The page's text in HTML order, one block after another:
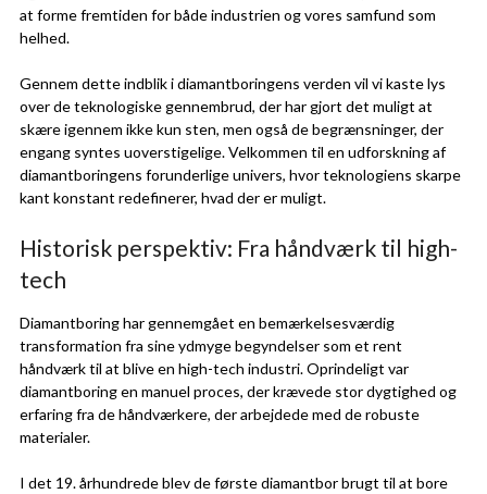
at forme fremtiden for både industrien og vores samfund som
helhed.
Gennem dette indblik i diamantboringens verden vil vi kaste lys
over de teknologiske gennembrud, der har gjort det muligt at
skære igennem ikke kun sten, men også de begrænsninger, der
engang syntes uoverstigelige. Velkommen til en udforskning af
diamantboringens forunderlige univers, hvor teknologiens skarpe
kant konstant redefinerer, hvad der er muligt.
Historisk perspektiv: Fra håndværk til high-
tech
Diamantboring har gennemgået en bemærkelsesværdig
transformation fra sine ydmyge begyndelser som et rent
håndværk til at blive en high-tech industri. Oprindeligt var
diamantboring en manuel proces, der krævede stor dygtighed og
erfaring fra de håndværkere, der arbejdede med de robuste
materialer.
I det 19. århundrede blev de første diamantbor brugt til at bore